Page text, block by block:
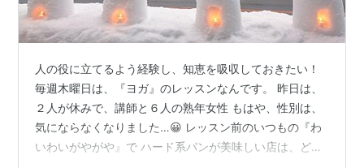
人の役に立てるよう経験し、知恵を吸収しておきたい！
毎週木曜日は、『ヨガ』のレッスンなんです。 昨日は、
２人が休みで、講師と６人の熟年女性 もはや、性別は、
気にならなくなりました…😀 レッスン前のいつもの『わ
いわいがやがや』で ハード系パンが美味しい店は、どこ